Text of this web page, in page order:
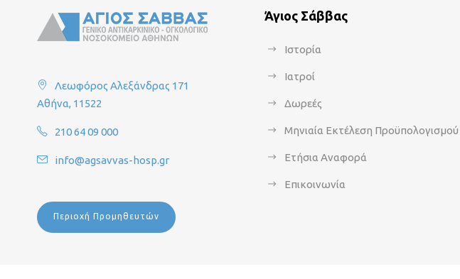
Λεωφόρος Αλεξάνδρας 171
Αθήνα, 11522
210 64 09 000
info@agsavvas-hosp.gr
Περιοχή Προμηθευτών
Άγιος Σάββας
Ιστορία
Ιατροί
Δωρεές
Μηνιαία Εκτέλεση Προϋπολογισμού
Ετήσια Αναφορά
Επικοινωνία